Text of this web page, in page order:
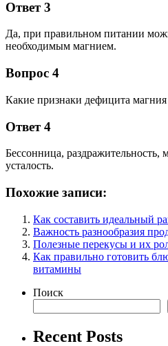
Ответ 3
Да, при правильном питании
необходимым магнием.
Вопрос 4
Какие признаки дефицита магния
Ответ 4
Бессонница,
усталость.
Похожие записи:
Как составить идеальный
Важность разнообразия
Полезные перекусы и их
Как правильно готовить
витамины
Поиск
Recent Posts